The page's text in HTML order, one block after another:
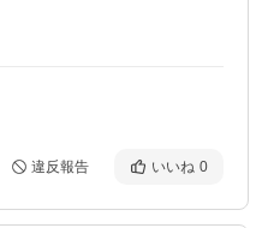
違反報告 いいね 0